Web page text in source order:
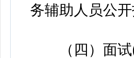
务辅助人员公
（四）面试(